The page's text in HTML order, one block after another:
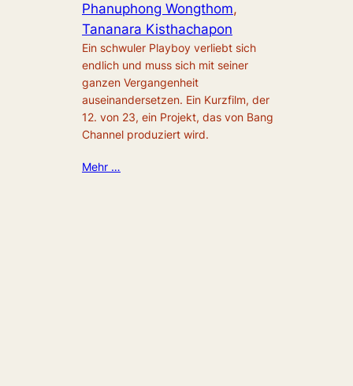
Phanuphong Wongthom
Tananara Kisthachapon
Ein schwuler Playboy verliebt sich
endlich und muss sich mit seiner
ganzen Vergangenheit
auseinandersetzen. Ein Kurzfilm, der
12. von 23, ein Projekt, das von Bang
Channel produziert wird.
Mehr …